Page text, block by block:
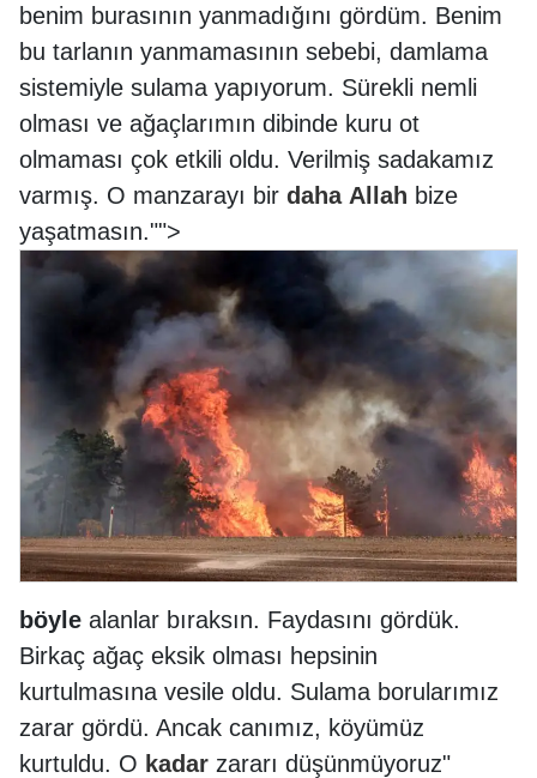
benim burasının yanmadığını gördüm. Benim
bu tarlanın yanmamasının sebebi, damlama
sistemiyle sulama yapıyorum. Sürekli nemli
olması ve ağaçlarımın dibinde kuru ot
olmaması çok etkili oldu. Verilmiş sadakamız
varmış. O manzarayı bir daha Allah bize
yaşatmasın."">
böyle alanlar bıraksın. Faydasını gördük.
Birkaç ağaç eksik olması hepsinin
kurtulmasına vesile oldu. Sulama borularımız
zarar gördü. Ancak canımız, köyümüz
kurtuldu. O kadar zararı düşünmüyoruz"